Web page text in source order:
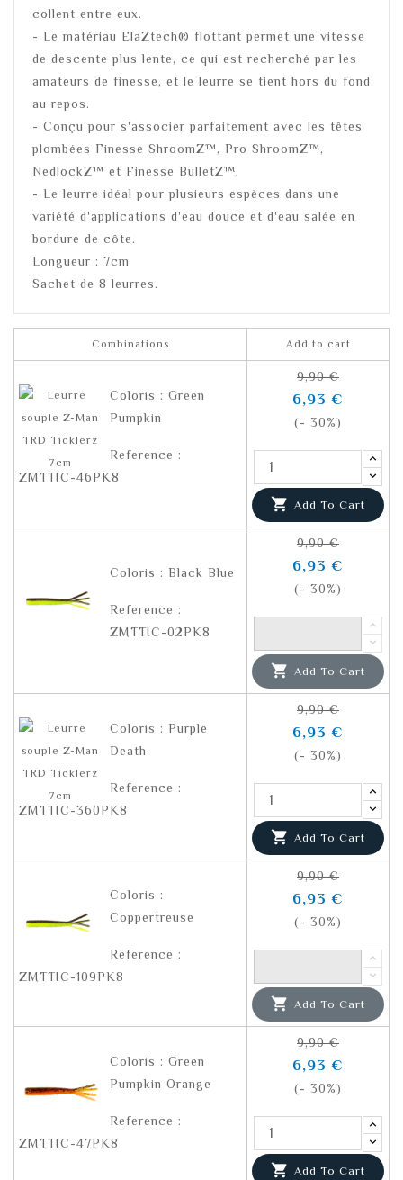
collent entre eux.
- Le matériau ElaZtech® flottant permet une vitesse
de descente plus lente, ce qui est recherché par les
amateurs de finesse, et le leurre se tient hors du fond
au repos.
- Conçu pour s'associer parfaitement avec les têtes
plombées Finesse ShroomZ™, Pro ShroomZ™,
NedlockZ™ et Finesse BulletZ™.
- Le leurre idéal pour plusieurs espèces dans une
variété d'applications d'eau douce et d'eau salée en
bordure de côte.
Longueur : 7cm
Sachet de 8 leurres.
Combinations Add to cart
Coloris : Green
Pumpkin
Reference :
ZMTTIC-46PK8
9,90 €
6,93 €
(- 30%)
 Add To Cart
Coloris : Black Blue
Reference :
ZMTTIC-02PK8
9,90 €
6,93 €
(- 30%)
 Add To Cart
Coloris : Purple
Death
Reference :
ZMTTIC-360PK8
9,90 €
6,93 €
(- 30%)
 Add To Cart
Coloris :
Coppertreuse
Reference :
ZMTTIC-109PK8
9,90 €
6,93 €
(- 30%)
 Add To Cart
Coloris : Green
Pumpkin Orange
Reference :
ZMTTIC-47PK8
9,90 €
6,93 €
(- 30%)
 Add To Cart